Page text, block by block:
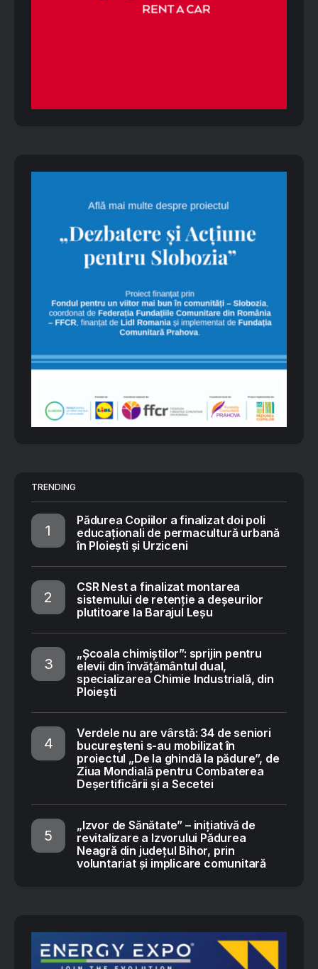
TRENDING
Pădurea Copiilor a finalizat doi poli
educaționali de permacultură urbană
în Ploiești și Urziceni
CSR Nest a finalizat montarea
sistemului de retenție a deșeurilor
plutitoare la Barajul Leșu
„Școala chimiștilor”: sprijin pentru
elevii din învățământul dual,
specializarea Chimie Industrială, din
Ploiești
Verdele nu are vârstă: 34 de seniori
bucureșteni s-au mobilizat în
proiectul „De la ghindă la pădure”, de
Ziua Mondială pentru Combaterea
Deșertificării și a Secetei
„Izvor de Sănătate” – inițiativă de
revitalizare a Izvorului Pădurea
Neagră din județul Bihor, prin
voluntariat și implicare comunitară